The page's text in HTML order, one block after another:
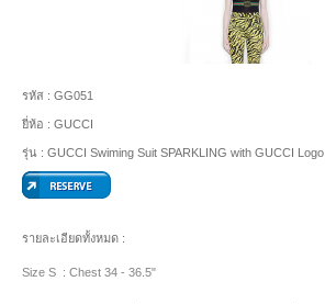
รหัส : GG051
ยี่ห้อ : GUCCI
รุ่น : GUCCI Swiming Suit SPARKLING with GUCCI Logo
รายละเอียดทั้งหมด :
Size S : Chest 34 - 36.5"